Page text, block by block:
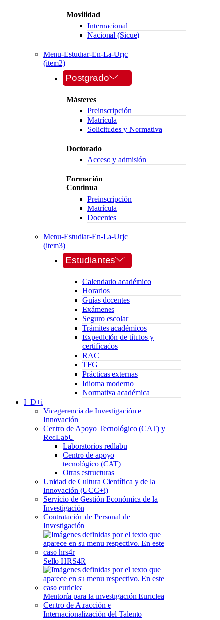
Movilidad
Internacional
Nacional (Sicue)
Menu-Estudiar-En-La-Urjc
(item2)
Postgrado
Másteres
Preinscripción
Matrícula
Solicitudes y Normativa
Doctorado
Acceso y admisión
Formación
Continua
Preinscripción
Matrícula
Docentes
Menu-Estudiar-En-La-Urjc
(item3)
Estudiantes
Calendario académico
Horarios
Guías docentes
Exámenes
Seguro escolar
Trámites académicos
Expedición de títulos y
certificados
RAC
TFG
Prácticas externas
Idioma moderno
Normativa académica
I+D+i
Vicegerencia de Investigación e
Innovación
Centro de Apoyo Tecnológico (CAT) y
RedLabU
Laboratorios redlabu
Centro de apoyo
tecnológico (CAT)
Otras estructuras
Unidad de Cultura Científica y de la
Innovación (UCC+i)
Servicio de Gestión Económica de la
Investigación
Contratación de Personal de
Investigación
Sello HRS4R
Mentoría para la investigación Euriclea
Centro de Atracción e
Internacionalización del Talento